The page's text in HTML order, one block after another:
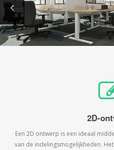
2D-
Een 2D ontwerp is een ideaal
van de indelingsmogelijkheden.